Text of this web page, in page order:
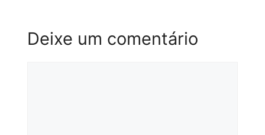
Deixe um comentário